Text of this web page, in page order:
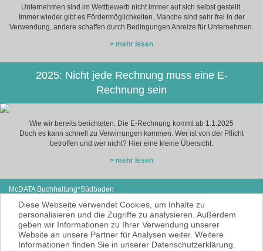
Unternehmen sind im Wettbewerb nicht immer auf sich selbst gestellt.
Immer wieder gibt es Fördermöglichkeiten. Manche sind sehr frei in der
Verwendung, andere schaffen durch Bedingungen Anreize für Unternehmen.
> mehr lesen
2025: Nicht jede Rechnung muss eine E-
Rechnung sein
Wie wir bereits berichteten. Die E-Rechnung kommt ab 1.1.2025
Doch es kann schnell zu Verwirrungen kommen. Wer ist von der Pflicht
betroffen und wer nicht? Hier eine kleine Übersicht.
> mehr lesen
McDATA Buchhaltung*Südbaden
79585 Steinen
E-Mail: noe@mcdata.de
McDATA ist eine sehr gute Alternative zu
Ihrem Steuerberater zur Erbringung der
laufenden Finanz- und Lohnbuchhaltung*.
Diese Webseite verwendet Cookies, um Inhalte zu
personalisieren und die Zugriffe zu analysieren. Außerdem
geben wir Informationen zu Ihrer Verwendung unserer
Website an unsere Partner für Analysen weiter. Weitere
Informationen finden Sie in unserer Datenschutzerklärung.